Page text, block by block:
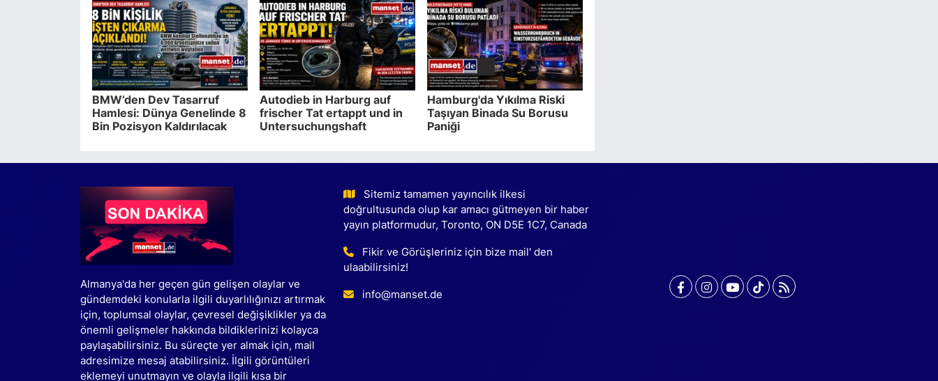
BMW’den Dev Tasarruf
Hamlesi: Dünya Genelinde 8
Bin Pozisyon Kaldırılacak
Autodieb in Harburg auf
frischer Tat ertappt und in
Untersuchungshaft
Hamburg'da Yıkılma Riski
Taşıyan Binada Su Borusu
Paniği
Almanya'da her geçen gün gelişen olaylar ve
gündemdeki konularla ilgili duyarlılığınızı artırmak
için, toplumsal olaylar, çevresel değişiklikler ya da
önemli gelişmeler hakkında bildiklerinizi kolayca
paylaşabilirsiniz. Bu süreçte yer almak için, mail
adresimize mesaj atabilirsiniz. İlgili görüntüleri
eklemeyi unutmayın ve olayla ilgili kısa bir
Sitemiz tamamen yayıncılık ilkesi
doğrultusunda olup kar amacı gütmeyen bir haber
yayın platformudur, Toronto, ON D5E 1C7, Canada
Fikir ve Görüşleriniz için bize mail' den
ulaabilirsiniz!
info@manset.de